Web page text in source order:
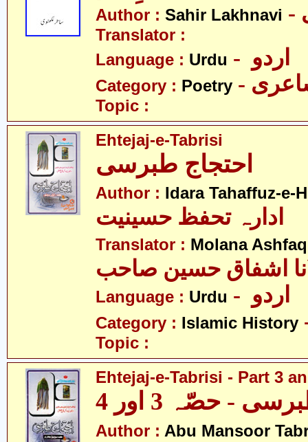
Author : Sahir Lakhnavi
Translator :
Language : Urdu
Category : Poetry
Topic :
Ehtejaj-e-Tabrisi
احتجاج طبرسی
Author : Idara Tahaffuz-e-
Translator : Molana
اشفاق حسین صاحب
Language : Urdu
Category : Islamic History
Topic :
Ehtejaj-e-Tabrisi - Part 3
- حصّہ 3 اور 4
Author : Abu Mansoor